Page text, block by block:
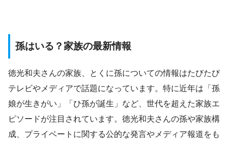
孫はいる？家族の最新情報
徳光和夫さんの家族、とくに孫についての情報はたびたび
テレビやメディアで話題になっています。特に近年は「孫
娘が生きがい」「ひ孫が誕生」など、世代を超えた家族エ
ピソードが注目されています。徳光和夫さんの孫や家族構
成、プライベートに関する公的な発言やメディア報道をも